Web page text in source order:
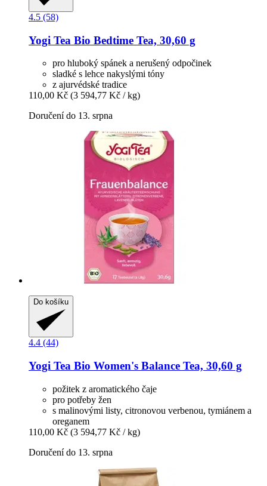
4.5 (58)
Yogi Tea Bio Bedtime Tea, 30,60 g
pro hluboký spánek a nerušený odpočinek
sladké s lehce nakyslými tóny
z ajurvédské tradice
110,00 Kč (3 594,77 Kč / kg)
Doručení do 13. srpna
Do košíku
4.4 (44)
Yogi Tea Bio Women's Balance Tea, 30,60 g
požitek z aromatického čaje
pro potřeby žen
s malinovými listy, citronovou verbenou, tymiánem a
oreganem
110,00 Kč (3 594,77 Kč / kg)
Doručení do 13. srpna